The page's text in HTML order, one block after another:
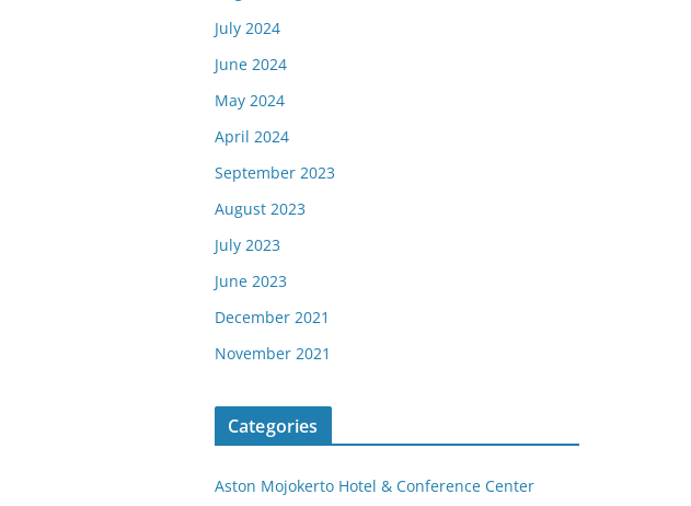
July 2024
June 2024
May 2024
April 2024
September 2023
August 2023
July 2023
June 2023
December 2021
November 2021
Categories
Aston Mojokerto Hotel & Conference Center